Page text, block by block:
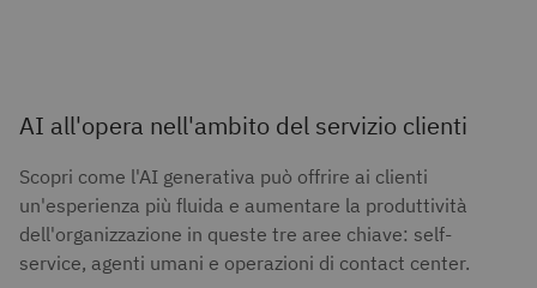
AI all'opera nell'ambito del servizio clienti
Scopri come l'AI generativa può offrire ai clienti
un'esperienza più fluida e aumentare la produttività
dell'organizzazione in queste tre aree chiave: self-
service, agenti umani e operazioni di contact center.